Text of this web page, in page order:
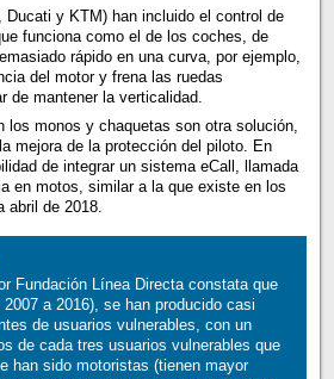
Ducati y KTM) han incluido el control de
funciona como el de los coches, de
rápido en una curva, por ejemplo,
del motor y frena las ruedas
de mantener la verticalidad.
los monos y chaquetas son otra solución,
mejora de la protección del piloto. En
de integrar un sistema eCall, llamada
en motos, similar a la que existe en los
abril de 2018.
Fundación Línea Directa constata que
a 2016), se han producido casi
de usuarios vulnerables, con un
de cada tres usuarios vulnerables que
han sido motoristas (tienen mayor